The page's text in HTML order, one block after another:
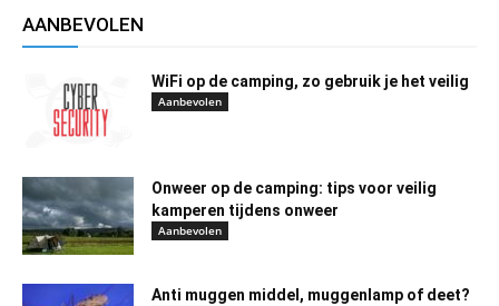
AANBEVOLEN
WiFi op de camping, zo gebruik je het veilig
Aanbevolen
Onweer op de camping: tips voor veilig
kamperen tijdens onweer
Aanbevolen
Anti muggen middel, muggenlamp of deet?